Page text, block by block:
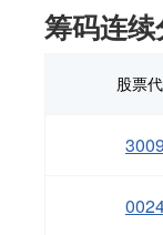
筹码连
股票